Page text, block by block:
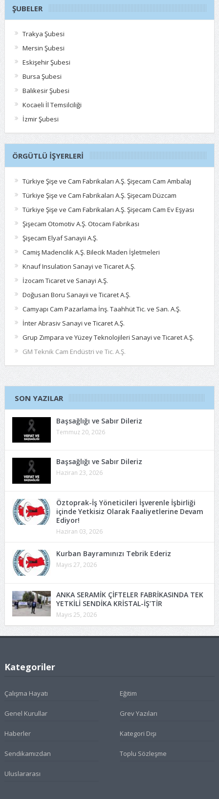
ŞUBELER
Trakya Şubesi
Mersin Şubesi
Eskişehir Şubesi
Bursa Şubesi
Balıkesir Şubesi
Kocaeli İl Temsilciliği
İzmir Şubesi
ÖRGÜTLÜ İŞYERLERI
Türkiye Şişe ve Cam Fabrikaları A.Ş. Şişecam Cam Ambalaj
Türkiye Şişe ve Cam Fabrikaları A.Ş. Şişecam Düzcam
Türkiye Şişe ve Cam Fabrikaları A.Ş. Şişecam Cam Ev Eşyası
Şişecam Otomotiv A.Ş. Otocam Fabrikası
Şişecam Elyaf Sanayii A.Ş.
Camiş Madencilik A.Ş. Bilecik Maden İşletmeleri
Knauf Insulation Sanayi ve Ticaret A.Ş.
İzocam Ticaret ve Sanayi A.Ş.
Doğusan Boru Sanayii ve Ticaret A.Ş.
Camyapı Cam Pazarlama İnş. Taahhüt Tic. ve San. A.Ş.
İnter Abrasiv Sanayi ve Ticaret A.Ş.
Grup Zımpara ve Yüzey Teknolojileri Sanayi ve Ticaret A.Ş.
GM Teknik Cam Endüstri ve Tic. A.Ş.
SON YAZILAR
Başsağlığı ve Sabır Dileriz
Temmuz 20, 2026
Başsağlığı ve Sabır Dileriz
Haziran 23, 2026
Öztoprak-İş Yöneticileri İşverenle İşbirliği
içinde Yetkisiz Olarak Faaliyetlerine Devam
Ediyor!
Haziran 03, 2026
Kurban Bayramınızı Tebrik Ederiz
Mayıs 27, 2026
ANKA SERAMİK ÇİFTELER FABRİKASINDA TEK
YETKİLİ SENDİKA KRİSTAL-İŞ’TİR
Mayıs 25, 2026
Kategoriler
Çalışma Hayatı Eğitim
Genel Kurullar Grev Yazıları
Haberler Kategori Dışı
Sendikamızdan Toplu Sözleşme
Uluslararası